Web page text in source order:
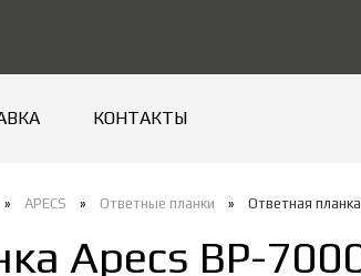
КОНТАКТЫ
» APECS » Ответные планки » Ответная
Apecs BP-